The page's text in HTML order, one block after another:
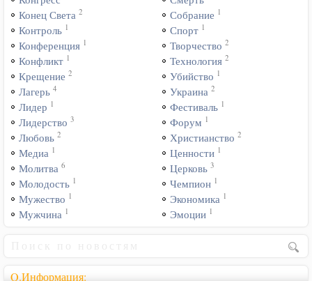
Конец Света 2
Контроль 1
Конференция 1
Конфликт 1
Крещение 2
Лагерь 4
Лидер 1
Лидерство 3
Любовь 2
Медиа 1
Молитва 6
Молодость 1
Мужество 1
Мужчина 1
Собрание 1
Спорт 1
Творчество 2
Технология 2
Убийство 1
Украина 2
Фестиваль 1
Форум 1
Христианство 2
Ценности 1
Церковь 3
Чемпион 1
Экономика 1
Эмоции 1
Q.Информация: